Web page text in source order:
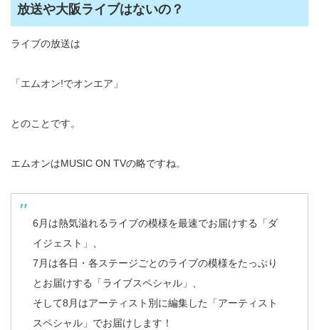
放送や大阪ライブはないの？
ライブの放送は
「エムオン!でオンエア」
とのことです。
エムオンはMUSIC ON TVの略ですね。
6月は熱気溢れるライブの模様を最速でお届けする「ダ
イジェスト」、
7月は各日・各ステージごとのライブの模様をたっぷり
とお届けする「ライブスペシャル」、
そして8月はアーティスト別に編集した「アーティスト
スペシャル」でお届けします！